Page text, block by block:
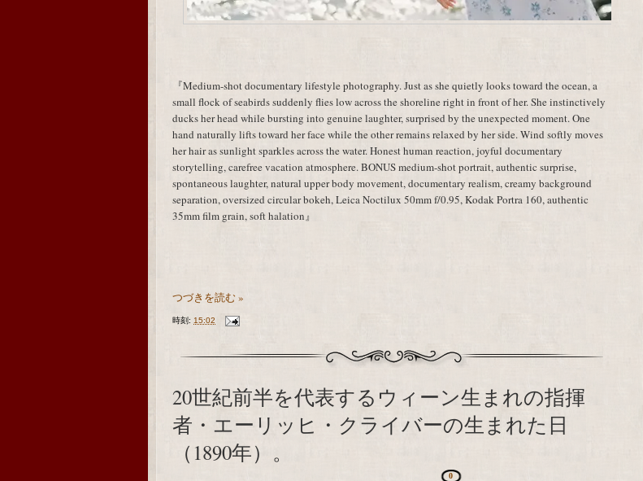
『Medium-shot documentary lifestyle photography. Just as she quietly looks toward the ocean, a
small flock of seabirds suddenly flies low across the shoreline right in front of her. She instinctively
ducks her head while bursting into genuine laughter, surprised by the unexpected moment. One
hand naturally lifts toward her face while the other remains relaxed by her side. Wind softly moves
her hair as sunlight sparkles across the water. Honest human reaction, joyful documentary
storytelling, carefree vacation atmosphere. BONUS medium-shot portrait, authentic surprise,
spontaneous laughter, natural upper body movement, documentary realism, creamy background
separation, oversized circular bokeh, Leica Noctilux 50mm f/0.95, Kodak Portra 160, authentic
35mm film grain, soft halation』
つづきを読む »
時刻: 15:02
20世紀前半を代表するウィーン生まれの指揮
者・エーリッヒ・クライバーの生まれた日
（1890年）。
0